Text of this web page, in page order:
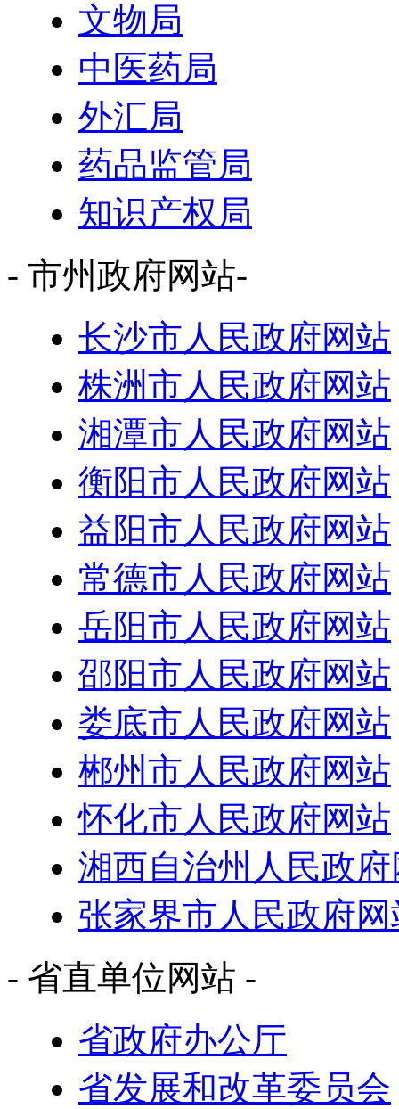
文物局
中医药局
外汇局
药品监管局
知识产权局
- 市州政府网站-
长沙市人民政府网站
株洲市人民政府网站
湘潭市人民政府网站
衡阳市人民政府网站
益阳市人民政府网站
常德市人民政府网站
岳阳市人民政府网站
邵阳市人民政府网站
娄底市人民政府网站
郴州市人民政府网站
怀化市人民政府网站
湘西自治州人民政
张家界市人民政府网
- 省直单位网站 -
省政府办公厅
省发展和改革委员会